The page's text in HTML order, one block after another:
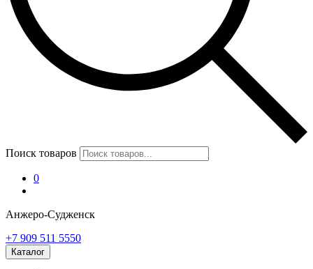
Поиск товаров
0
Анжеро-Судженск
+7 909 511 5550
Каталог